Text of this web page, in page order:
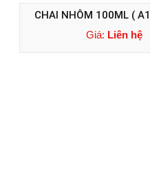
CHAI NHÔM 100ML (
Giá: Liên hệ